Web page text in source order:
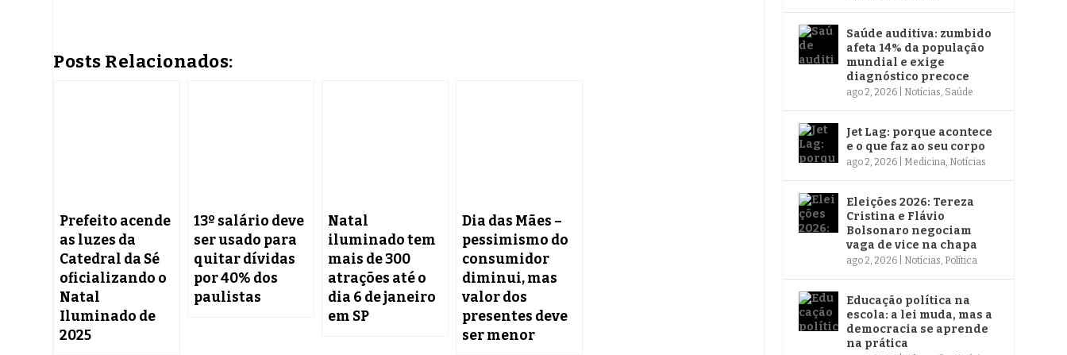
Posts Relacionados:
Prefeito acende
as luzes da
Catedral da Sé
oficializando o
Natal
Iluminado de
2025
13º salário deve
ser usado para
quitar dívidas
por 40% dos
paulistas
Natal
iluminado tem
mais de 300
atrações até o
dia 6 de janeiro
em SP
Dia das Mães –
pessimismo do
consumidor
diminui, mas
valor dos
presentes deve
ser menor
Saúde auditiva: zumbido
afeta 14% da população
mundial e exige
diagnóstico precoce
ago 2, 2026 Notícias, Saúde
Jet Lag: porque acontece
e o que faz ao seu corpo
ago 2, 2026 Medicina, Notícias
Eleições 2026: Tereza
Cristina e Flávio
Bolsonaro negociam
vaga de vice na chapa
ago 2, 2026 Notícias, Política
Educação política na
escola: a lei muda, mas a
democracia se aprende
na prática